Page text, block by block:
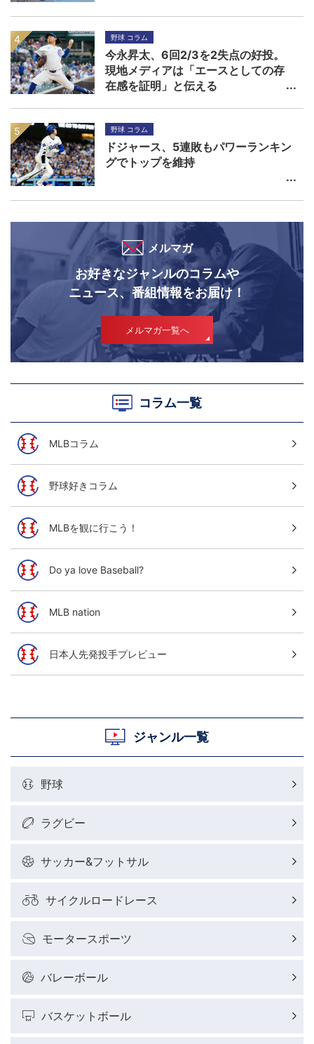
野球 コラム
今永昇太、6回2/3を2失点の好投。
現地メディアは「エースとしての存
在感を証明」と伝える
野球 コラム
ドジャース、5連敗もパワーランキン
グでトップを維持
メルマガ
お好きなジャンルのコラムや
ニュース、番組情報をお届け！
メルマガ一覧へ
コラム一覧
MLBコラム
野球好きコラム
MLBを観に行こう！
Do ya love Baseball?
MLB nation
日本人先発投手プレビュー
ジャンル一覧
野球
ラグビー
サッカー&フットサル
サイクルロードレース
モータースポーツ
バレーボール
バスケットボール